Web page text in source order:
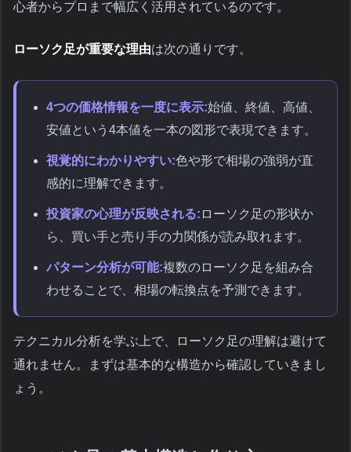
心者からプロまで幅広く活用されているのです。
ローソク足が重要な理由は次の通りです。
4つの価格情報を一度に表示:始値、終値、高値、
安値という4本値を一本の図形で表現できます。
視覚的にわかりやすい:色や形で相場の強弱が直
感的に理解できます。
投資家の心理が反映される: ローソク足の形状か
ら、買い手と売り手の力関係が読み取れます。
パターン分析が可能:複数のローソク足を組み合
わせることで、相場の転換点を予測できます。
テクニカル分析を学ぶ上で、ローソク足の理解は避けて
通れません。まずは基本的な構造から確認していきまし
ょう。